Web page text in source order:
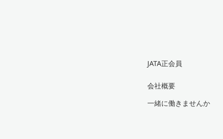
JATA正会員
会社概要
一緒に働きませんか